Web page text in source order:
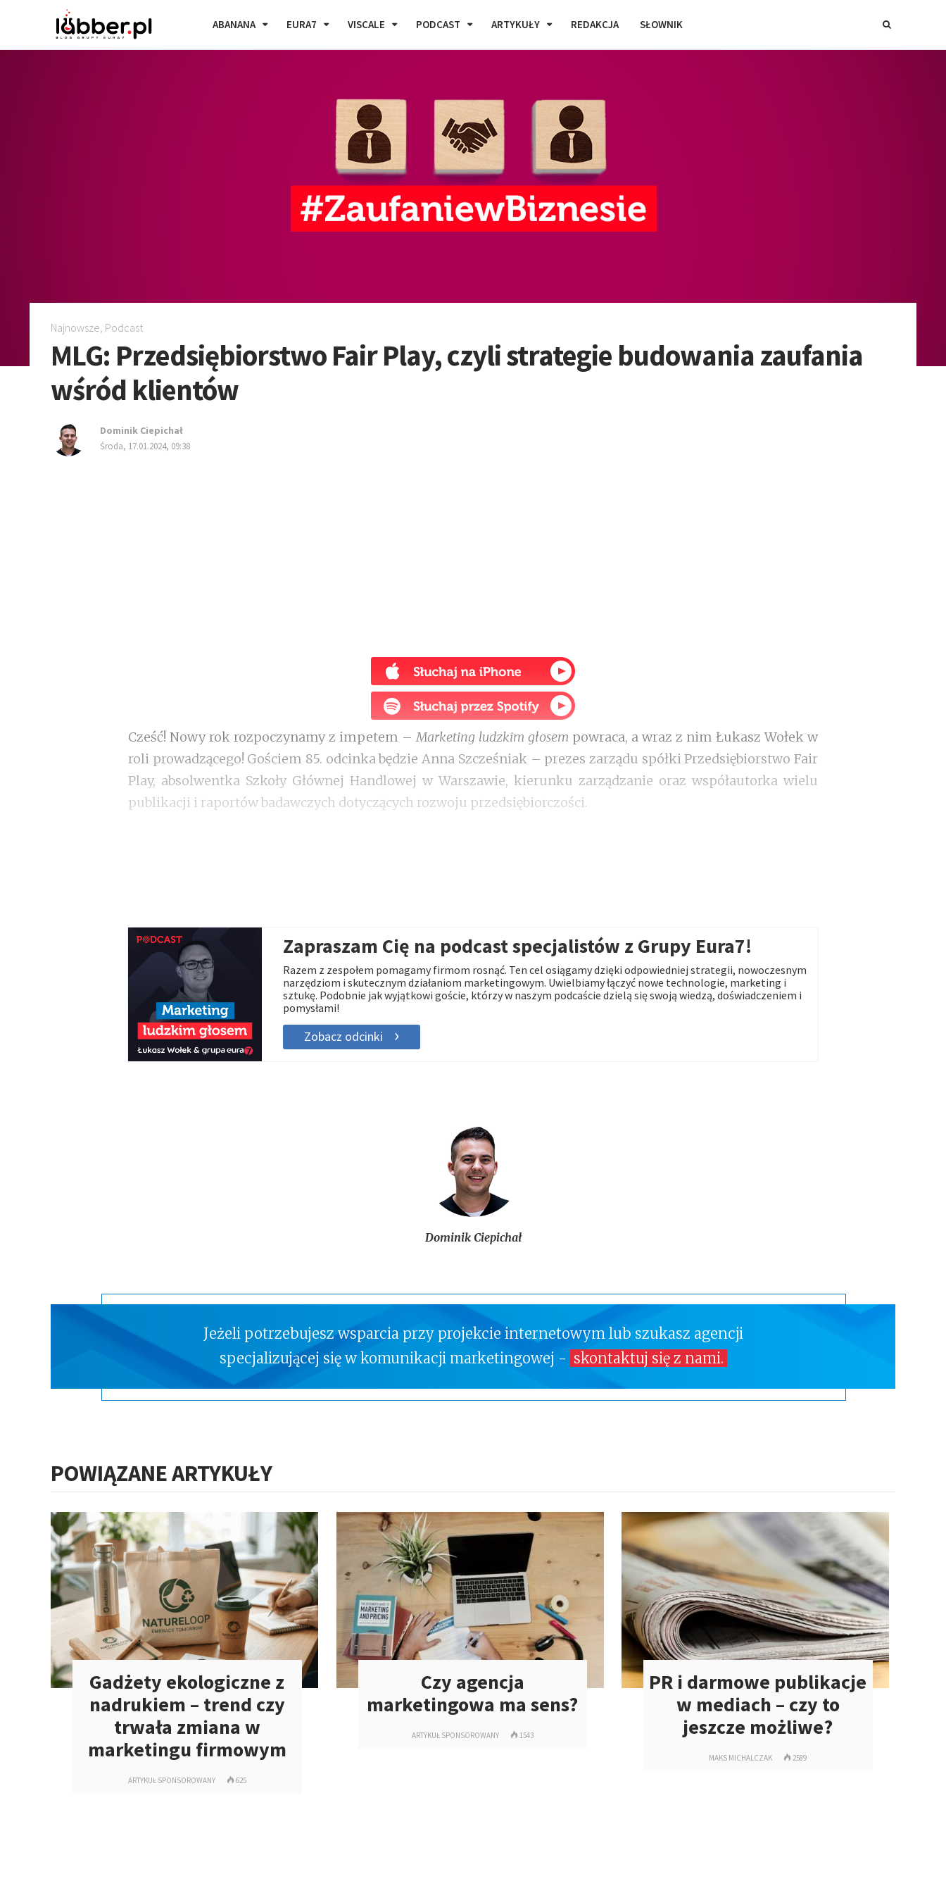
ABANANA EURA7 VISCALE PODCAST ARTYKUŁY REDAKCJA SŁOWNIK
Najnowsze, Podcast
MLG: Przedsiębiorstwo Fair Play, czyli strategie budowania zaufania
wśród klientów
Dominik Ciepichał
środa, 17.01.2024, 09:38
Cześć! Nowy rok rozpoczynamy z impetem –Marketing ludzkim głosem powraca, a wraz z nim Łukasz Wołek w
roli prowadzącego! Gościem 85. odcinka będzie Anna Szcześniak – prezes zarządu spółki Przedsiębiorstwo Fair
Play, absolwentka Szkoły Głównej Handlowej w Warszawie, kierunku zarządzanie oraz współautorka wielu
publikacji i raportów badawczych dotyczących rozwoju przedsiębiorczości.
Zapraszam Cię na podcast specjalistów z Grupy Eura7!
Razem z zespołem pomagamy firmom rosnąć. Ten cel osiągamy dzięki odpowiedniej strategii, nowoczesnym
narzędziom i skutecznym działaniom marketingowym. Uwielbiamy łączyć nowe technologie, marketing i
sztukę. Podobnie jak wyjątkowi goście, którzy w naszym podcaście dzielą się swoją wiedzą, doświadczeniem i
pomysłami!
Zobacz odcinki
Dominik Ciepichał
Jeżeli potrzebujesz wsparcia przy projekcie internetowym lub szukasz agencji
specjalizującej się w komunikacji marketingowej - skontaktuj się z nami.
POWIĄZANE ARTYKUŁY
Gadżety ekologiczne z
nadrukiem – trend czy
trwała zmiana w
marketingu firmowym
ARTYKUŁ SPONSOROWANY 625
Czy agencja
marketingowa ma sens?
ARTYKUŁ SPONSOROWANY 1543
PR i darmowe publikacje
w mediach – czy to
jeszcze możliwe?
MAKS MICHALCZAK 2589